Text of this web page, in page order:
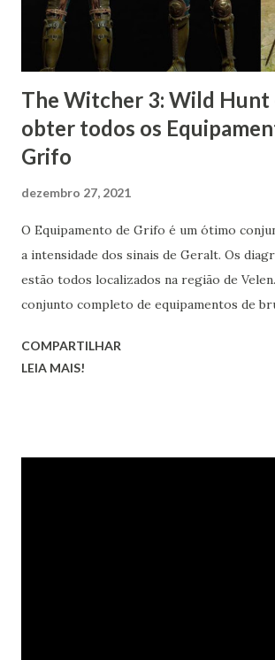
The Witcher 3: Wild Hunt
obter todos os
Grifo
dezembro 27, 2021
O Equipamento de Grifo é um ótimo
a intensidade dos sinais de Geralt. Os
estão todos localizados na região de
conjunto completo de equipamentos de
e grão-mestre.
COMPARTILHAR
LEIA MAIS!